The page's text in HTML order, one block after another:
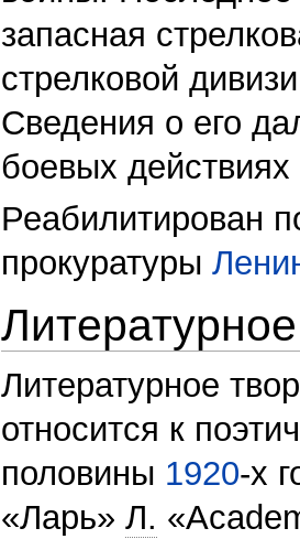
запасная
стрелковой
Сведения о его
боевых действиях
Реабилитирован
прокуратуры
Литературное
относится к
половины 1920-х
«Ларь» Л.